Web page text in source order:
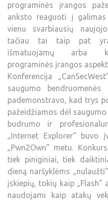
programinės įrangos
anksto reaguoti į
vienu svarbiausių
tačiau tai taip pat yra
išmatuojamų arba
programinės įrangos
Konferencija
saugumo
pademonstravo, kad trys
pažeidžiamos dėl
budrumo ir
„Internet Explorer” buvo
„Pwn2Own” metu.
tiek piniginiai, tiek
dieną naršyklėms
įskiepių, tokių kaip „Flash”
naudojami kaip atakų